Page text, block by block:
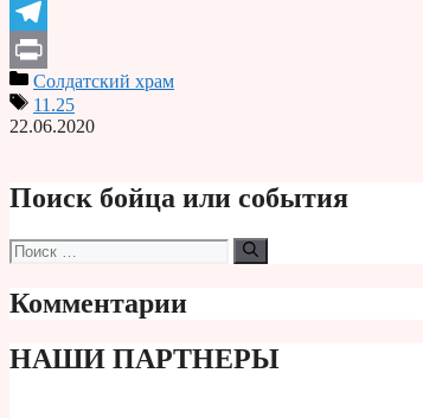
Odnoklassniki
Telegram
PrintСолдатский храм
11.25
22.06.2020
Поиск бойца или события
Поиск:
Комментарии
НАШИ ПАРТНЕРЫ